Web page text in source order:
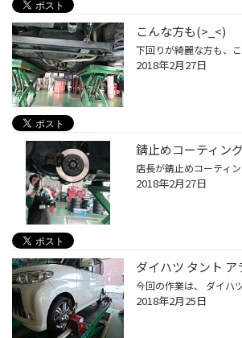
こんな方も(>_<)
2018年2月27日
錆止めコーティン
2018年2月27日
ダイハツ タント
2018年2月25日